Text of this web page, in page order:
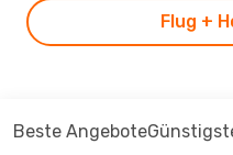
Flug +
Beste Angebote